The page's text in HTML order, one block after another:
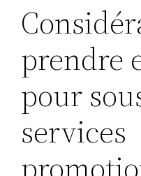
prendre
pour
services